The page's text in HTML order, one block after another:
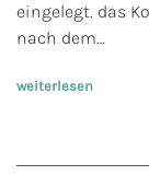
eingelegt. das
nach dem…
weiterlesen